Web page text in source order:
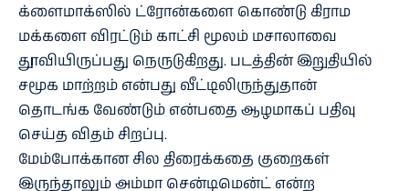
க்ளைமாக்ஸில் ட்ரோன்களை கொண்டு கிராம
மக்களை விரட்டும் காட்சி மூலம் மசாலாவை
தூவியிருப்பது நெருடுகிறது. படத்தின் இறுதியில்
சமூக மாற்றம் என்பது வீட்டிலிருந்துதான்
தொடங்க வேண்டும் என்பதை ஆழமாகப் பதிவு
செய்த விதம் சிறப்பு.
மேம்போக்கான சில திரைக்கதை குறைகள்
இருந்தாலும் அம்மா சென்டிமென்ட் என்ற